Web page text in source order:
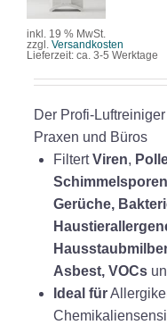
DETAILS
inkl. 19 % MwSt.
zzgl. Versandkosten
Lieferzeit: ca. 3-5 Werktage
Der Profi-
Praxen und Büros
FiltertViren,
Schimmelsporen
Gerüche,
Asbest, VOCs
Ideal für